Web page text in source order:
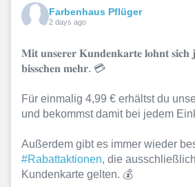
Farbenhaus Pflüger
2 days ago
𝐌𝐢𝐭 𝐮𝐧𝐬𝐞𝐫𝐞𝐫 𝐊𝐮𝐧𝐝𝐞𝐧𝐤𝐚𝐫𝐭𝐞 𝐥𝐨𝐡𝐧𝐭 𝐬𝐢𝐜𝐡
𝐛𝐢𝐬𝐬𝐜𝐡𝐞𝐧 𝐦𝐞𝐡𝐫. 💳
Für einmalig 4,99 € erhältst du
und bekommst damit bei jedem
Außerdem gibt es immer wieder
#Rabattaktionen, die
Kundenkarte gelten. 💰